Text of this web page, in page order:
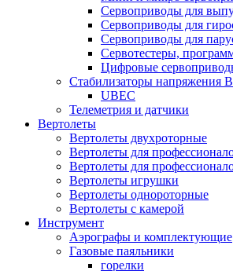
Сервоприводы для
Сервоприводы для
Сервоприводы для
Сервотестеры,
Цифровые
Стабилизаторы напряжения
UBEC
Телеметрия и датчики
Вертолеты
Вертолеты двухроторные
Вертолеты для
Вертолеты для
Вертолеты игрушки
Вертолеты однороторные
Вертолеты с камерой
Инструмент
Аэрографы и комплектующие
Газовые паяльники
горелки